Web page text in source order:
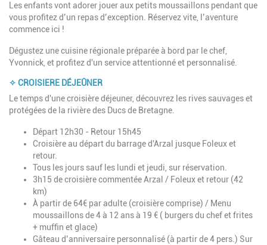
Les enfants vont adorer jouer aux petits moussaillons pendant que
vous profitez d’un repas d’exception. Réservez vite, l’aventure
commence ici !
Dégustez une cuisine régionale préparée à bord par le chef,
Yvonnick, et profitez d'un service attentionné et personnalisé.
✧ CROISIERE DÉJEÛNER
Le temps d'une croisière déjeuner, découvrez les rives sauvages et
protégées de la rivière des Ducs de Bretagne.
Départ 12h30 - Retour 15h45
Croisière au départ du barrage d'Arzal jusque Foleux et
retour.
Tous les jours sauf les lundi et jeudi, sur réservation.
3h15 de croisière commentée Arzal / Foleux et retour (42
km)
À partir de 64€ par adulte (croisière comprise) / Menu
moussaillons de 4 à 12 ans à 19 € ( burgers du chef et frites
+ muffin et glace)
Gâteau d’anniversaire personnalisé (à partir de 4 pers.) Sur